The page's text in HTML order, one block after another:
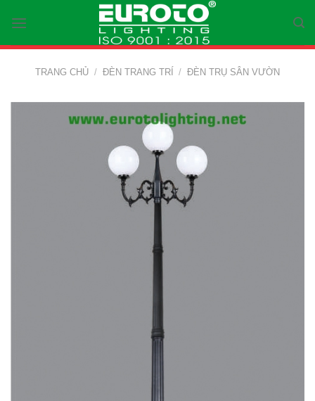
content
TRANG CHỦ / ĐÈN TRANG TRÍ / ĐÈN TRỤ SÂN VƯỜN